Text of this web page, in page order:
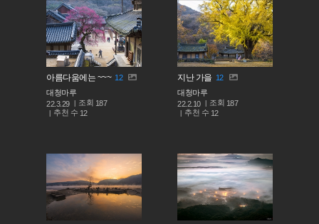
아름다움에는 ~~~ 12
대청마루
22.3.29
조회 187
추천 수 12
지난 가을 12
대청마루
22.2.10
조회 187
추천 수 12